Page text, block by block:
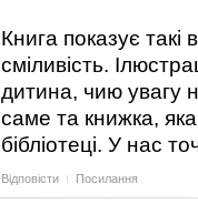
Книга показує такі
сміливість.
дитина, чию увагу
саме та книжка,
бібліотеці. У нас
Відповісти Посилання